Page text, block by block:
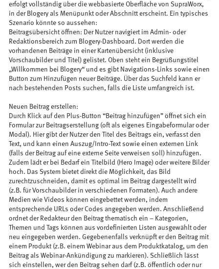
erfolgt vollständig über die webbasierte Oberfläche von SupraWorx,
in der Blogery als Menüpunkt oder Abschnitt erscheint. Ein typisches
Szenario könnte so aussehen:
Beitragsübersicht öffnen: Der Nutzer navigiert im Admin- oder
Redaktionsbereich zum Blogery-Dashboard. Dort werden die
vorhandenen Beiträge in einer Kartenübersicht (inklusive
Vorschaubilder und Titel) gelistet. Oben steht ein Begrüßungstitel
„Willkommen bei Blogery“ und es gibt Navigations-Links sowie einen
Button zum Hinzufügen neuer Beiträge. Über das Suchfeld kann er
nach bestehenden Posts suchen, falls die Liste umfangreich ist.
Neuen Beitrag erstellen:
Durch Klick auf den Plus-Button “Beitrag hinzufügen” öffnet sich ein
Formular zur Beitragserstellung (oft als eigenes Eingabeformular oder
Modal). Hier gibt der Nutzer den Titel des Beitrags ein, verfasst den
Text, und kann einen Auszug/Intro-Text sowie einen externen Link
(falls der Beitrag auf eine externe Seite verweisen soll) hinzufügen.
Zudem lädt er bei Bedarf ein Titelbild (Hero Image) oder weitere Bilder
hoch. Das System bietet direkt die Möglichkeit, das Bild
zurechtzuschneiden, damit es optimal im Beitrag dargestellt wird
(z.B. für Vorschaubilder in verschiedenen Formaten). Auch andere
Medien wie Videos können eingebettet werden, indem
entsprechende URLs oder Codes angegeben werden. Anschließend
ordnet der Redakteur den Beitrag thematisch ein – Kategorien,
Themen und Tags können aus vordefinierten Listen ausgewählt oder
neu eingegeben werden. Gegebenenfalls verknüpft er den Beitrag mit
einem Produkt (z.B. einem Webinar aus dem Produktkatalog, um den
Beitrag als Webinar-Ankündigung zu markieren). Schließlich lässt
sich einstellen, wer den Beitrag sehen darf (z.B. öffentlich oder nur